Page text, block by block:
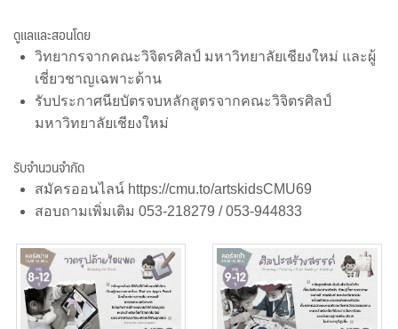
ดูแลและสอนโดย
วิทยากรจากคณะวิจิตรศิลป์ มหาวิทยาลัยเชียงใหม่ และผู้
เชี่ยวชาญเฉพาะด้าน
รับประกาศนียบัตรจบหลักสูตรจากคณะวิจิตรศิลป์
มหาวิทยาลัยเชียงใหม่
รับจำนวนจำกัด
สมัครออนไลน์ https://cmu.to/artskidsCMU69
สอบถามเพิ่มเติม 053-218279 / 053-944833